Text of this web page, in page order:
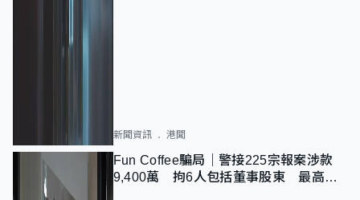
新聞資訊 港聞
Fun Coffee騙局｜警接225宗報案涉款
9,400萬 拘6人包括董事股東 最高金